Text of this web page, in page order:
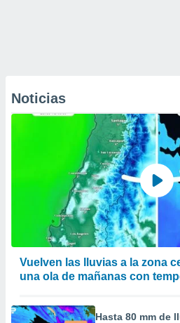
Noticias
Vuelven las lluvias a la zona
una ola de mañanas con
Hasta 80 mm de